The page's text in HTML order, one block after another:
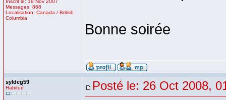
Inscrit le: 19 Nov 2007
Messages: 868
Localisation: Canada / British
Columbia
Bonne soirée
syldeg59
Habitué Posté le: 26 Oct 2008,